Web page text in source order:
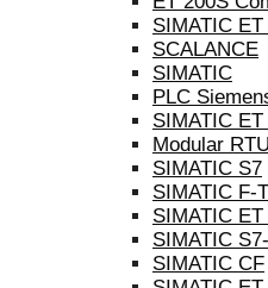
SIMATIC
SCALANCE
SIMATIC
PLC
SIMATIC ET
Modular
SIMATIC S7
SIMATIC F-
SIMATIC
SIMATIC
SIMATIC CF